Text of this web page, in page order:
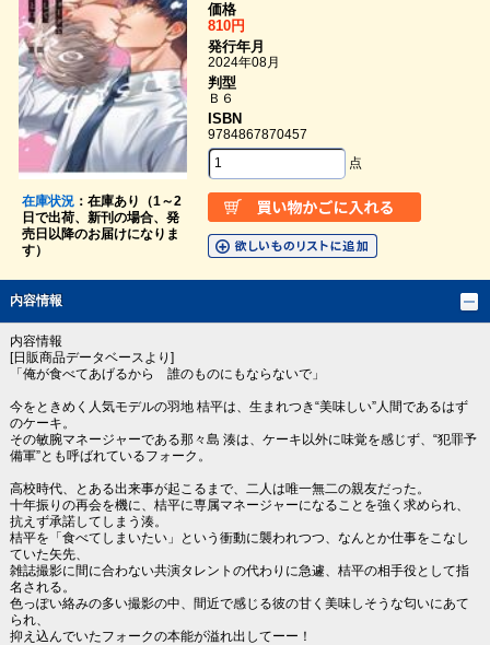
在庫状況：在庫あり（1～2
日で出荷、新刊の場合、発
売日以降のお届けになりま
す）
価格
810円
発行年月
2024年08月
判型
Ｂ６
ISBN
9784867870457
点
内容情報
内容情報
[日販商品データベースより]
「俺が食べてあげるから 誰のものにもならないで」
今をときめく人気モデルの羽地 桔平は、生まれつき“美味しい”人間であるはず
のケーキ。
その敏腕マネージャーである那々島 湊は、ケーキ以外に味覚を感じず、“犯罪予
備軍”とも呼ばれているフォーク。
高校時代、とある出来事が起こるまで、二人は唯一無二の親友だった。
十年振りの再会を機に、桔平に専属マネージャーになることを強く求められ、
抗えず承諾してしまう湊。
桔平を「食べてしまいたい」という衝動に襲われつつ、なんとか仕事をこなし
ていた矢先、
雑誌撮影に間に合わない共演タレントの代わりに急遽、桔平の相手役として指
名される。
色っぽい絡みの多い撮影の中、間近で感じる彼の甘く美味しそうな匂いにあて
られ、
抑え込んでいたフォークの本能が溢れ出してーー！